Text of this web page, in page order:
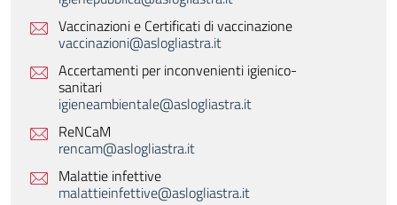
Vaccinazioni e Certificati di vaccinazione
vaccinazioni@aslogliastra.it
Accertamenti per inconvenienti igienico-
sanitari
igieneambientale@aslogliastra.it
ReNCaM
rencam@aslogliastra.it
Malattie infettive
malattieinfettive@aslogliastra.it